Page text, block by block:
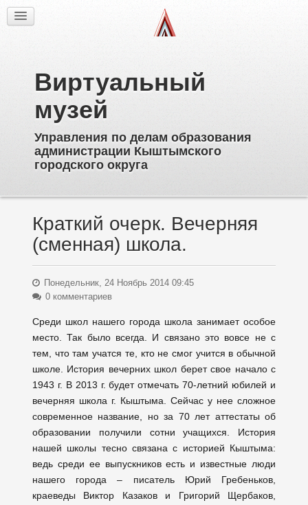
Виртуальный
музей
Управления по делам образования
администрации Кыштымского
городского округа
Об образовательных учреждениях
Директора
Ветераны образования
Известные выпускники
Пионерское движение
Краткий очерк. Вечерняя
(сменная) школа.
Понедельник, 24 Ноябрь 2014 09:45
0 комментариев
Среди школ нашего города школа занимает особое
место. Так было всегда. И связано это вовсе не с
тем, что там учатся те, кто не смог учится в обычной
школе. История вечерних школ берет свое начало с
1943 г. В 2013 г. будет отмечать 70-летний юбилей и
вечерняя школа г. Кыштыма. Сейчас у нее сложное
современное название, но за 70 лет аттестаты об
образовании получили сотни учащихся. История
нашей школы тесно связана с историей Кыштыма:
ведь среди ее выпускников есть и известные люди
нашего города – писатель Юрий Гребеньков,
краеведы Виктор Казаков и Григорий Щербаков,